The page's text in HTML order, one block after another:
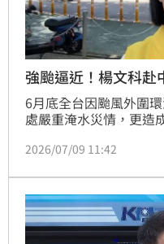
強颱逼近！楊文科
6月底全台因颱風外圍
處嚴重淹水災情，更造
停班停課更令輿論譁然
行程是「公假自費」一
王婉諭今（9）日戳破
謊言，痛批楊文科整天
業旅行。
2026/07/09 11:42